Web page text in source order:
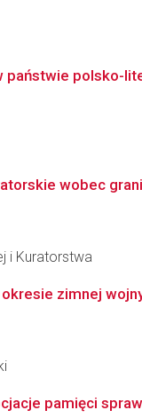
polsko-
wobec
i Kuratorstwa
zimnej
pamięci